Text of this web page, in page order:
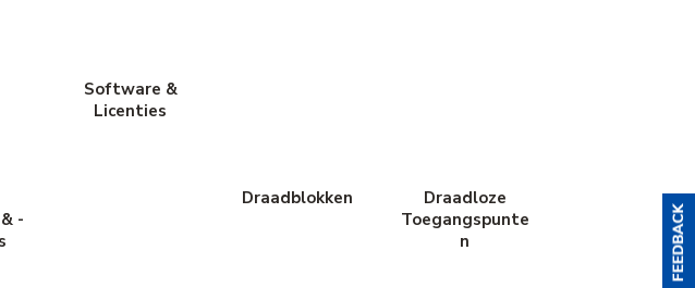
-
Software &
Licenties
Draadblokken
Draadloze
Toegangspunte
n